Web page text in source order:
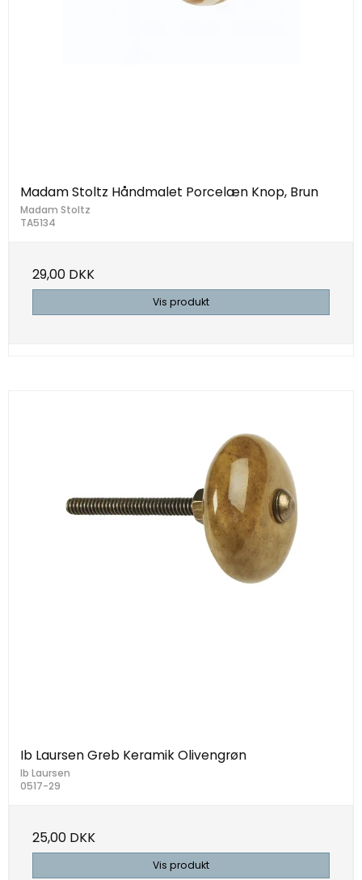
Madam Stoltz Håndmalet Porcelæn Knop, Brun
Madam Stoltz
TA5134
29,00 DKK
Vis produkt
Ib Laursen Greb Keramik Olivengrøn
Ib Laursen
0517-29
25,00 DKK
Vis produkt